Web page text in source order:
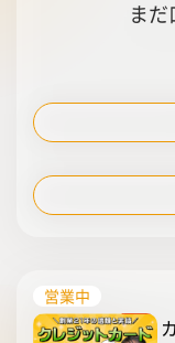
まだ
営業中